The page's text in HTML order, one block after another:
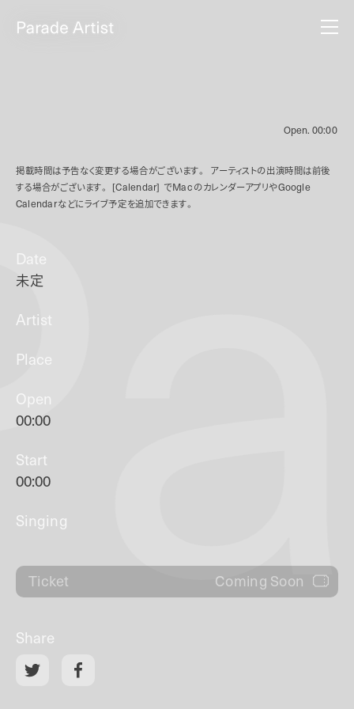
Open. 00:00
掲載時間は予告なく変更する場合がございます。
アーティストの出演時間は前後
する場合がございます。
[Calendar] でMacのカレンダーアプリやGoogle
Calendarなどにライブ予定を追加できます。
Date
未定
Artist
Place
Open
00:00
Start
00:00
Singing
Ticket Coming Soon
Share